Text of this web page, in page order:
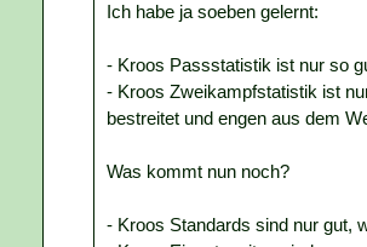
Ich habe ja soeben gelernt:
- Kroos Passstatistik ist nur so
- Kroos Zweikampfstatistik ist
bestreitet und engen aus dem
Was kommt nun noch?
- Kroos Standards sind nur gut,